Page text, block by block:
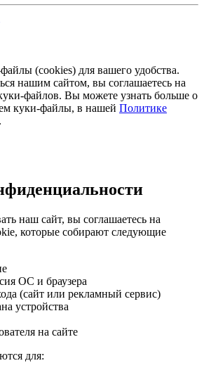
(cookies) для вашего удобства.
нашим сайтом, вы соглашаетесь на
файлов. Вы можете узнать больше о
куки-файлы, в нашей Политике
.
наш сайт, вы соглашаетесь на
которые собирают следующие
ОС и браузера
(сайт или рекламный сервис)
устройства
на сайте
для: